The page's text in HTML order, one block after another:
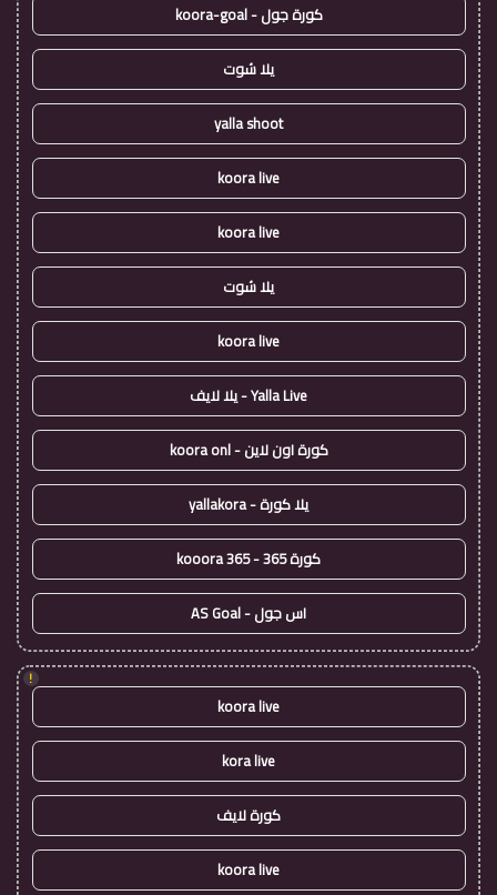
كورة جول - koora-goal
يلا شوت
yalla shoot
koora live
koora live
يلا شوت
koora live
Yalla Live - يلا لايف
كورة اون لاين - koora onl
يلا كورة - yallakora
كورة 365 - kooora 365
اس جول - AS Goal
!
koora live
kora live
كورة لايف
koora live